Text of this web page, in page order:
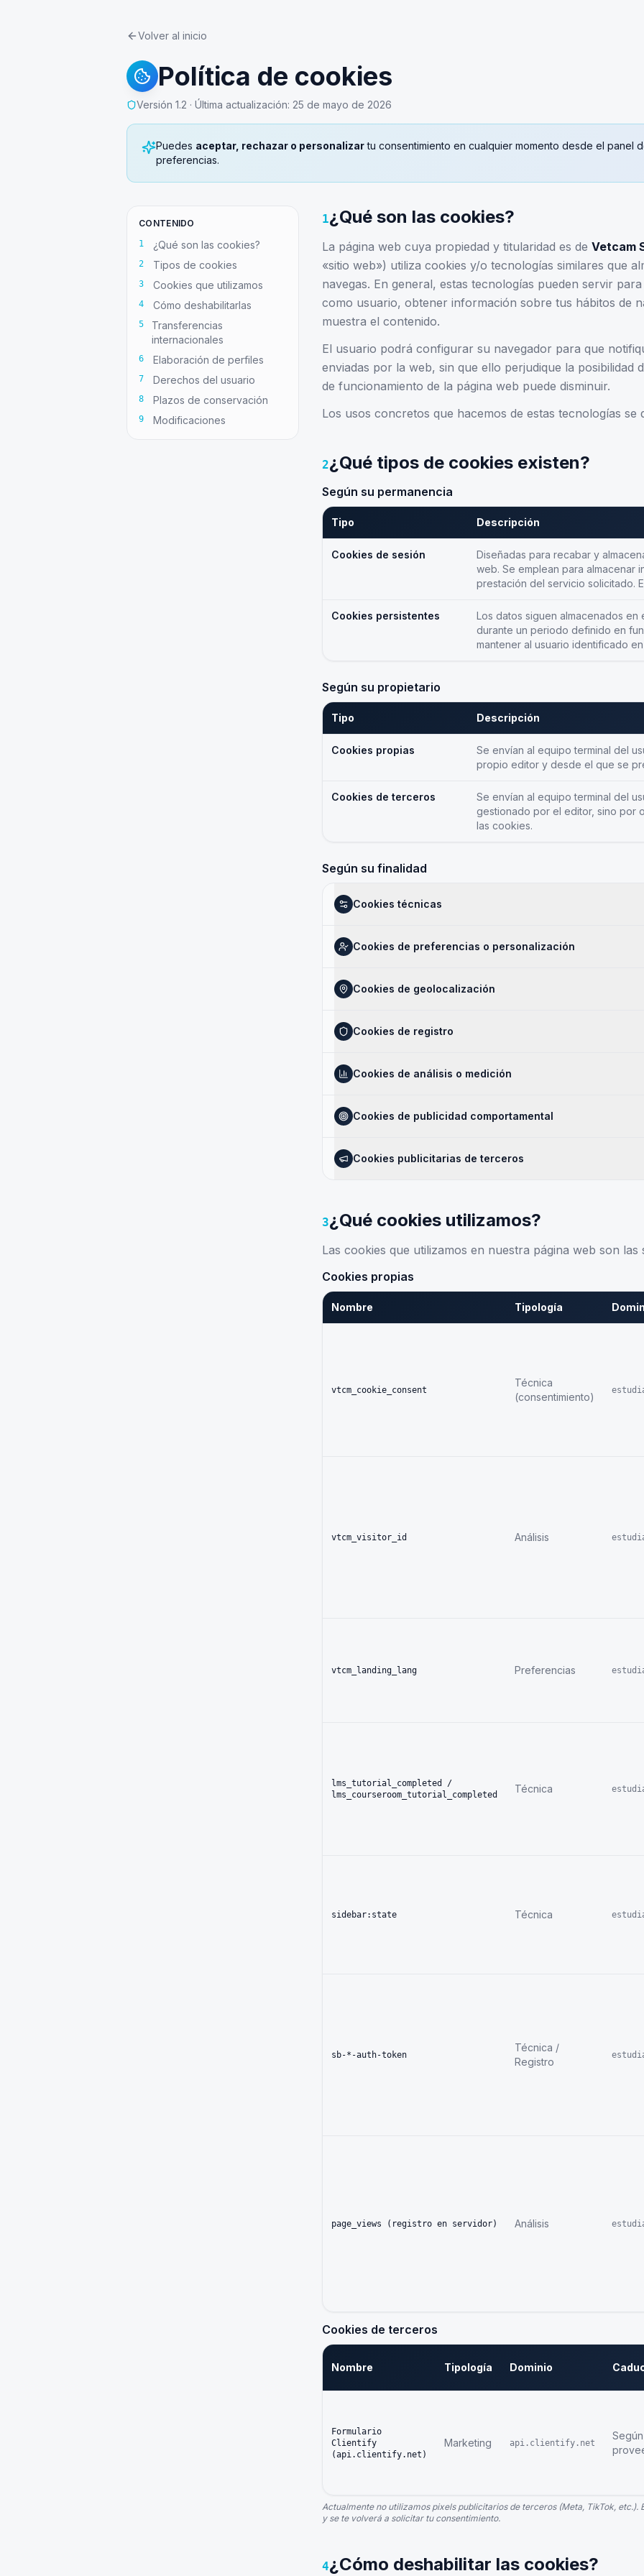
Volver al inicio
Política de cookies
Versión 1.2 · Última actualización: 25 de mayo de 2026
Puedes aceptar, rechazar o personalizartu consentimiento en cualquier momento desde el panel
preferencias.
CONTENIDO
1 ¿Qué son las cookies?
2 Tipos de cookies
3 Cookies que utilizamos
4 Cómo deshabilitarlas
5
Transferencias
internacionales
6 Elaboración de perfiles
7 Derechos del usuario
8 Plazos de conservación
9 Modificaciones
1¿Qué son las cookies?
La página web cuya propiedad y titularidad es de Vetcam
«sitio web») utiliza cookies y/o tecnologías similares que
navegas. En general, estas tecnologías pueden servir
como usuario, obtener información sobre tus hábitos de
muestra el contenido.
El usuario podrá configurar su navegador para que
enviadas por la web, sin que ello perjudique la posibilidad
de funcionamiento de la página web puede disminuir.
Los usos concretos que hacemos de estas tecnologías se
2¿Qué tipos de cookies existen?
Según su permanencia
Tipo Descripción
Cookies de sesión
Diseñadas para recabar y
web. Se emplean para almacenar
prestación del servicio solicitado.
Cookies persistentes
Los datos siguen almacenados
durante un periodo definido en
mantener al usuario identificado
Según su propietario
Tipo Descripción
Cookies propias
Se envían al equipo terminal del
propio editor y desde el que se
Cookies de terceros
Se envían al equipo terminal del
gestionado por el editor, sino por
las cookies.
Según su finalidad
Cookies técnicas
Cookies de preferencias o personalización
Cookies de geolocalización
Cookies de registro
Cookies de análisis o medición
Cookies de publicidad comportamental
Cookies publicitarias de terceros
3¿Qué cookies utilizamos?
Las cookies que utilizamos en nuestra página web son las
Cookies propias
Nombre Tipología
vtcm_cookie_consent
Técnica
(consentimiento)
vtcm_visitor_id Análisis
vtcm_landing_lang Preferencias
lms_tutorial_completed /
lms_courseroom_tutorial_completed
Técnica
sidebar:state Técnica
sb-*-auth-token
Técnica /
Registro
page_views (registro en servidor) Análisis
Cookies de terceros
Nombre Tipología Dominio
Formulario
Clientify
(api.clientify.net)
Marketing api.clientify.net
Según
Actualmente no utilizamos pixels publicitarios de terceros (Meta, TikTok,
y se te volverá a solicitar tu consentimiento.
4¿Cómo deshabilitar las cookies?